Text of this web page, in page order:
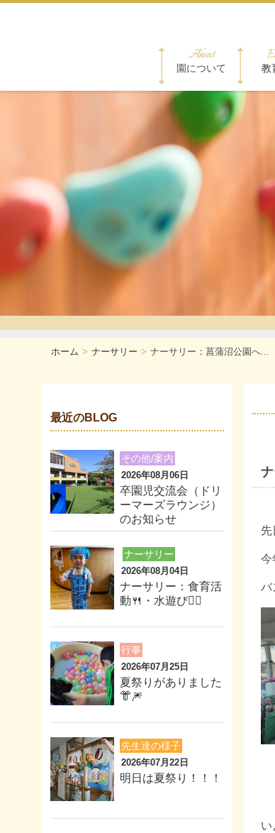
About
園について 教
ホーム ナーサリー ナーサリー：菖蒲沼公園へ...
先
今
バ
い
最近のBLOG
その他/案内
2026年08月06日
卒園児交流会（ドリ
ーマーズラウンジ）
のお知らせ
ナーサリー
2026年08月04日
ナーサリー：食育活
動🍴・水遊び🏊‍♂️
行事
2026年07月25日
夏祭りがありました
👘🎆
先生達の様子
2026年07月22日
明日は夏祭り！！！